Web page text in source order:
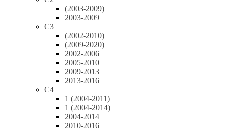
(2003-2009)
2003-2009
C3
(2002-2010)
(2009-2020)
2002-2006
2005-2010
2009-2013
2013-2016
C4
1 (2004-2011)
1 (2004-2014)
2004-2014
2010-2016